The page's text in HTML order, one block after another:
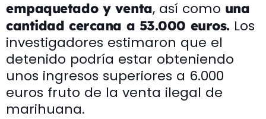
empaquetado y venta, así como una
cantidad cercana a 53.000 euros. Los
investigadores estimaron que el
detenido podría estar obteniendo
unos ingresos superiores a 6.000
euros fruto de la venta ilegal de
marihuana.